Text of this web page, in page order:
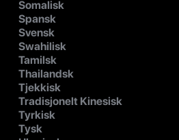
Somalisk
Spansk
Svensk
Swahilisk
Tamilsk
Thailandsk
Tjekkisk
Tradisjonelt Kinesisk
Tyrkisk
Tysk